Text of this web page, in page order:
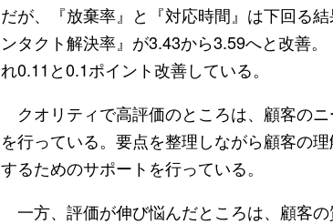
だが、『放棄率』と『対応時間』は下回る
ンタクト解決率』が3.43から3.59へと改善
れ0.11と0.1ポイント改善している。
クオリティで高評価のところは、顧客の
を行っている。要点を整理しながら顧客の
するためのサポートを行っている。
一方、評価が伸び悩んだところは、顧客